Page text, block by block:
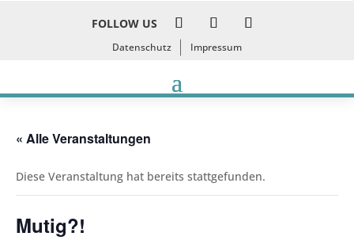
FOLLOW US
Datenschutz Impressum
« Alle Veranstaltungen
Diese Veranstaltung hat bereits stattgefunden.
Mutig?!